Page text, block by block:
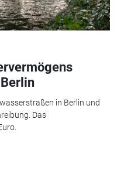
in Berlin und
Das